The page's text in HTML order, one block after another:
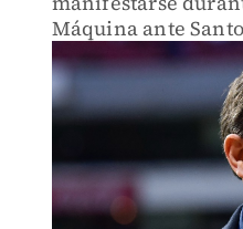
Máquina ante